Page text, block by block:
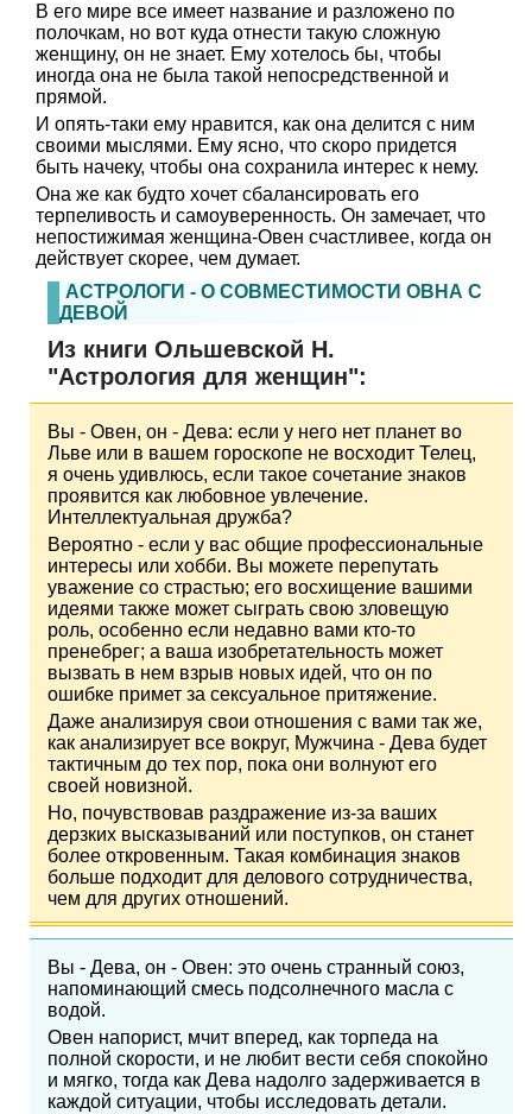
В его мире все имеет название и разложено по
полочкам, но вот куда отнести такую сложную
женщину, он не знает. Ему хотелось бы, чтобы
иногда она не была такой непосредственной и
прямой.
И опять-таки ему нравится, как она делится с ним
своими мыслями. Ему ясно, что скоро придется
быть начеку, чтобы она сохранила интерес к нему.
Она же как будто хочет сбалансировать его
терпеливость и самоуверенность. Он замечает, что
непостижимая женщина-Овен счастливее, когда он
действует скорее, чем думает.
АСТРОЛОГИ - О СОВМЕСТИМОСТИ ОВНА С
ДЕВОЙ
Из книги Ольшевской Н.
"Астрология для женщин":
Вы - Овен, он - Дева: если у него нет планет во
Льве или в вашем гороскопе не восходит Телец,
я очень удивлюсь, если такое сочетание знаков
проявится как любовное увлечение.
Интеллектуальная дружба?
Вероятно - если у вас общие профессиональные
интересы или хобби. Вы можете перепутать
уважение со страстью; его восхищение вашими
идеями также может сыграть свою зловещую
роль, особенно если недавно вами кто-то
пренебрег; а ваша изобретательность может
вызвать в нем взрыв новых идей, что он по
ошибке примет за сексуальное притяжение.
Даже анализируя свои отношения с вами так же,
как анализирует все вокруг, Мужчина - Дева будет
тактичным до тех пор, пока они волнуют его
своей новизной.
Но, почувствовав раздражение из-за ваших
дерзких высказываний или поступков, он станет
более откровенным. Такая комбинация знаков
больше подходит для делового сотрудничества,
чем для других отношений.
Вы - Дева, он - Овен: это очень странный союз,
напоминающий смесь подсолнечного масла с
водой.
Овен напорист, мчит вперед, как торпеда на
полной скорости, и не любит вести себя спокойно
и мягко, тогда как Дева надолго задерживается в
каждой ситуации, чтобы исследовать детали.